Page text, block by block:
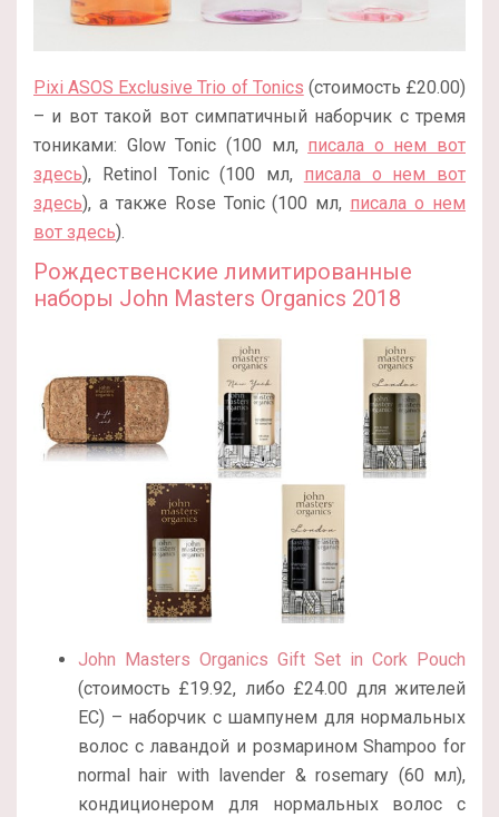
Pixi ASOS Exclusive Trio of Tonics (стоимость £20.00)
– и вот такой вот симпатичный наборчик с тремя
тониками: Glow Tonic (100 мл, писала о нем вот
здесь), Retinol Tonic (100 мл, писала о нем вот
здесь), а также Rose Tonic (100 мл, писала о нем
вот здесь).
Рождественские лимитированные
наборы John Masters Organics 2018
John Masters Organics Gift Set in Cork Pouch
(стоимость £19.92, либо £24.00 для жителей
ЕС) – наборчик с шампунем для нормальных
волос с лавандой и розмарином Shampoo for
normal hair with lavender & rosemary (60 мл),
кондиционером для нормальных волос с